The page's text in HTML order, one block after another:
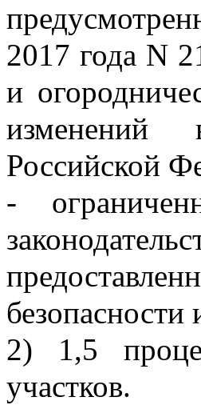
2017 года N
и
изменений
Российской
-
2) 1,5
участков.